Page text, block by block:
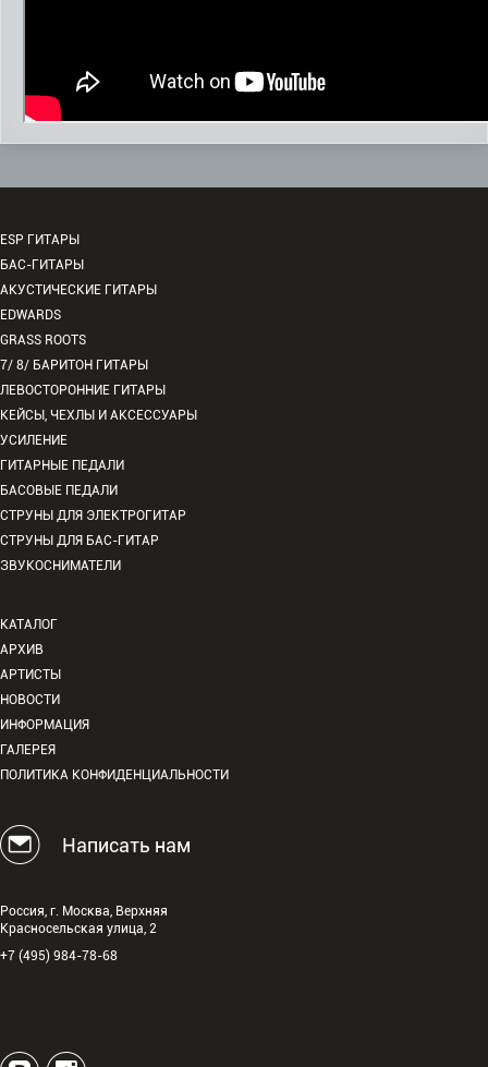
ESP ГИТАРЫ
БАС-ГИТАРЫ
АКУСТИЧЕСКИЕ ГИТАРЫ
EDWARDS
GRASS ROOTS
7/ 8/ БАРИТОН ГИТАРЫ
ЛЕВОСТОРОННИЕ ГИТАРЫ
КЕЙСЫ, ЧЕХЛЫ И АКСЕССУАРЫ
УСИЛЕНИЕ
ГИТАРНЫЕ ПЕДАЛИ
БАСОВЫЕ ПЕДАЛИ
СТРУНЫ ДЛЯ ЭЛЕКТРОГИТАР
СТРУНЫ ДЛЯ БАС-ГИТАР
ЗВУКОСНИМАТЕЛИ
КАТАЛОГ
АРХИВ
АРТИСТЫ
НОВОСТИ
ИНФОРМАЦИЯ
ГАЛЕРЕЯ
ПОЛИТИКА КОНФИДЕНЦИАЛЬНОСТИ
Написать нам
Россия, г. Москва, Верхняя
Красносельская улица, 2
+7 (495) 984-78-68